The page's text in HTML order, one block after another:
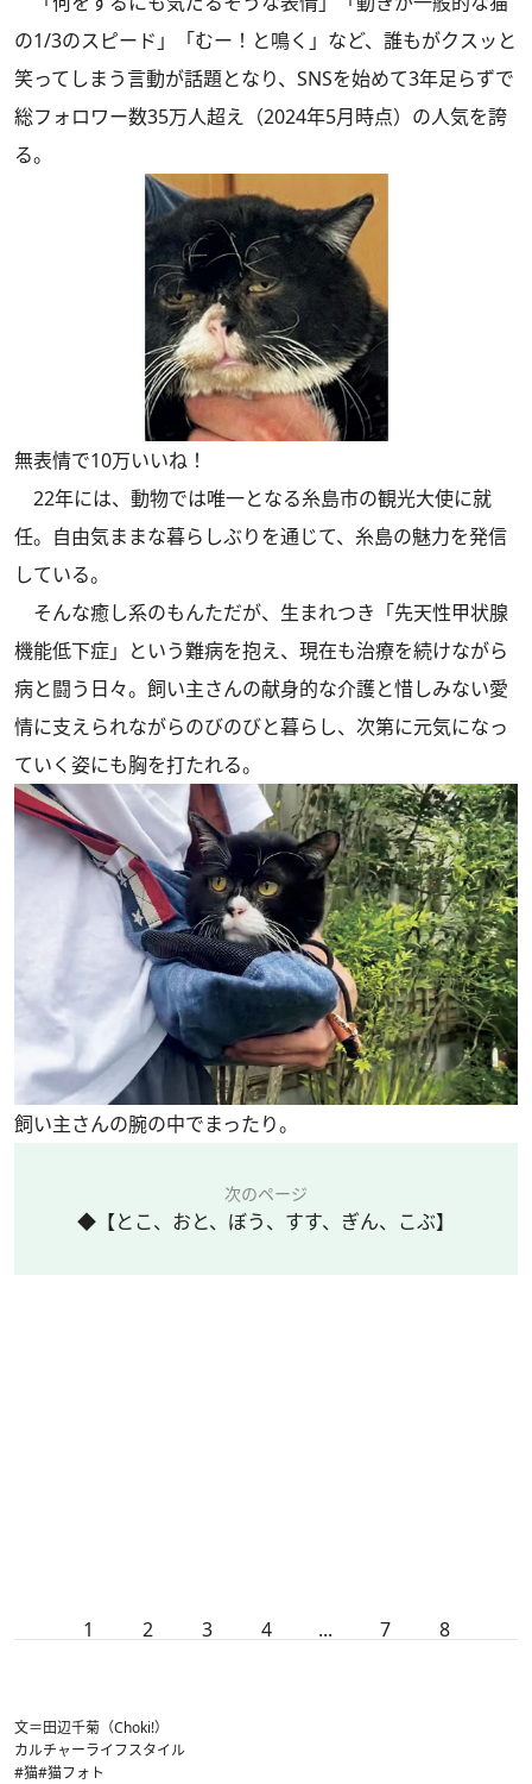
の1/3のスピード」「むー！と鳴く」など、誰もがクスッと
笑ってしまう言動が話題となり、SNSを始めて3年足らずで
総フォロワー数35万人超え（2024年5月時点）の人気を誇
る。
無表情で10万いいね！
22年には、動物では唯一となる糸島市の観光大使に就
任。自由気ままな暮らしぶりを通じて、糸島の魅力を発信
している。
そんな癒し系のもんただが、生まれつき「先天性甲状腺
機能低下症」という難病を抱え、現在も治療を続けながら
病と闘う日々。飼い主さんの献身的な介護と惜しみない愛
情に支えられながらのびのびと暮らし、次第に元気になっ
ていく姿にも胸を打たれる。
飼い主さんの腕の中でまったり。
次のページ
◆【とこ、おと、ぼう、すす、ぎん、こぶ】
1 2 3 4 ... 7 8
文＝田辺千菊（Choki!）
カルチャーライフスタイル
#猫#猫フォト